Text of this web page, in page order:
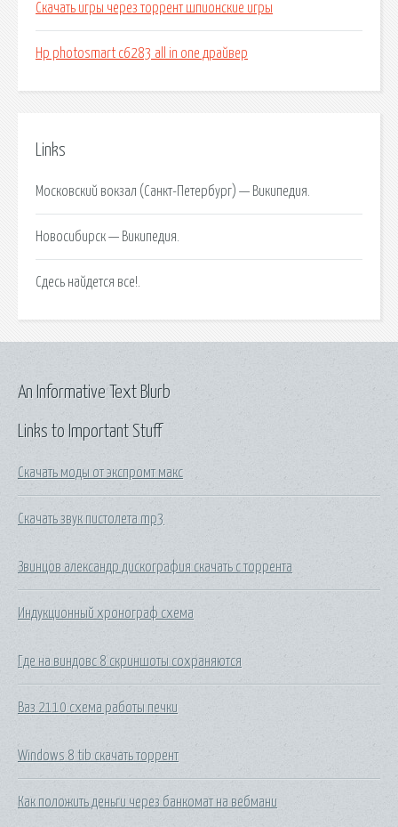
Скачать игры через торрент шпионские игры
Hp photosmart c6283 all in one драйвер
Links
Московский вокзал (Санкт-Петербург) — Википедия.
Новосибирск — Википедия.
Сдесь найдется все!.
Links to Important Stuff
Скачать моды от экспромт макс
Скачать звук пистолета mp3
Звинцов александр дискография скачать с торрента
Индукционный хронограф схема
Где на виндовс 8 скриншоты сохраняются
Ваз 2110 схема работы печки
Windows 8 tib скачать торрент
Как положить деньги через банкомат на вебмани
An Informative Text Blurb